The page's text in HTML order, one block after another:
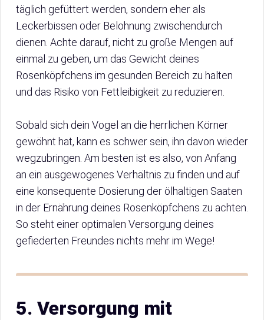
täglich gefüttert werden, sondern eher als
Leckerbissen oder Belohnung zwischendurch
dienen. Achte darauf, nicht zu große Mengen auf
einmal zu geben, um das Gewicht deines
Rosenköpfchens im gesunden Bereich zu halten
und das Risiko von Fettleibigkeit zu reduzieren.
Sobald sich dein Vogel an die herrlichen Körner
gewöhnt hat, kann es schwer sein, ihn davon wieder
wegzubringen. Am besten ist es also, von Anfang
an ein ausgewogenes Verhältnis zu finden und auf
eine konsequente Dosierung der ölhaltigen Saaten
in der Ernährung deines Rosenköpfchens zu achten.
So steht einer optimalen Versorgung deines
gefiederten Freundes nichts mehr im Wege!
5. Versorgung mit